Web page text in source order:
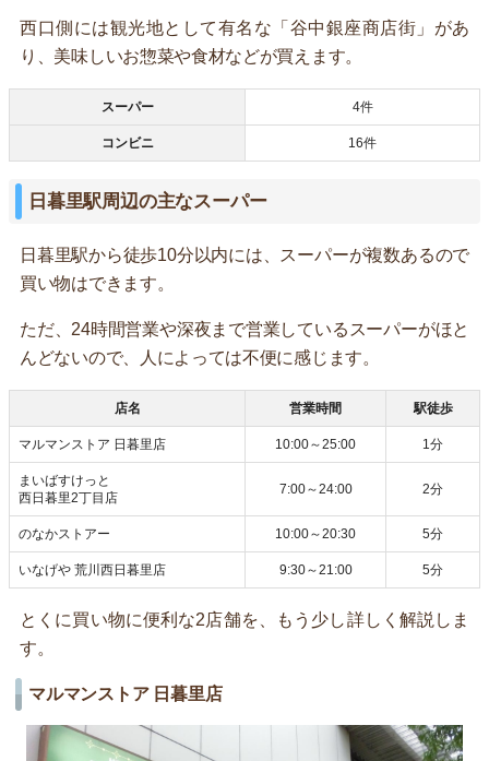
西口側には観光地として有名な「谷中銀座商店街」があ
り、美味しいお惣菜や食材などが買えます。
スーパー 4件
コンビニ 16件
日暮里駅周辺の主なスーパー
日暮里駅から徒歩10分以内には、スーパーが複数あるので
買い物はできます。
ただ、24時間営業や深夜まで営業しているスーパーがほと
んどないので、人によっては不便に感じます。
店名 営業時間 駅徒歩
マルマンストア 日暮里店 10:00～25:00 1分
まいばすけっと
西日暮里2丁目店
7:00～24:00 2分
のなかストアー 10:00～20:30 5分
いなげや 荒川西日暮里店 9:30～21:00 5分
とくに買い物に便利な2店舗を、もう少し詳しく解説しま
す。
マルマンストア 日暮里店